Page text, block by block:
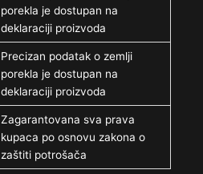
porekla je dostupan na
deklaraciji proizvoda
Precizan podatak o zemlji
porekla je dostupan na
deklaraciji proizvoda
Zagarantovana sva prava
kupaca po osnovu zakona o
zaštiti potrošača